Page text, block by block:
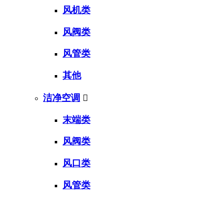
风机类
风阀类
风管类
其他
洁净空调 
末端类
风阀类
风口类
风管类